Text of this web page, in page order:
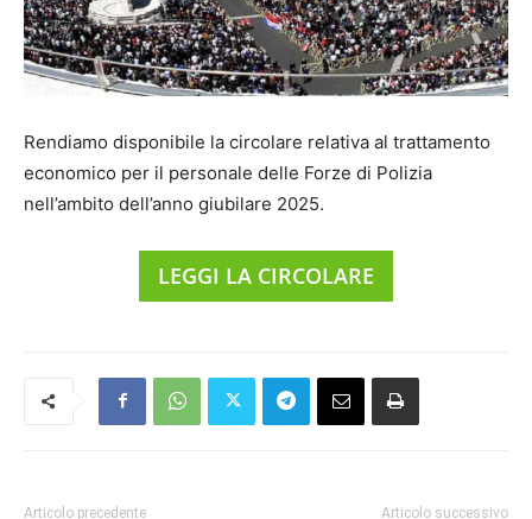
Rendiamo disponibile la circolare relativa al trattamento
economico per il personale delle Forze di Polizia
nell’ambito dell’anno giubilare 2025.
LEGGI LA CIRCOLARE
Articolo precedente Articolo successivo